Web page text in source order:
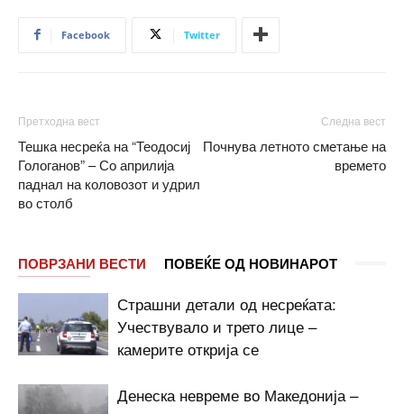
Facebook Twitter
Претходна вест
Тешка несреќа на “Теодосиј
Гологанов” – Со априлија
паднал на коловозот и удрил
во столб
Следна вест
Почнува летното сметање на
времето
ПОВРЗАНИ ВЕСТИ ПОВЕЌЕ ОД НОВИНАРОТ
Страшни детали од несреќата:
Учествувало и трето лице –
камерите открија се
Денеска невреме во Македонија –